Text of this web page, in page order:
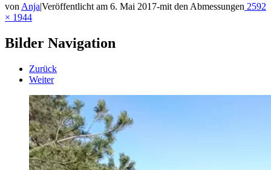
von Anja|Veröffentlicht am 6. Mai 2017-mit den Abmessungen 2592
× 1944
Bilder Navigation
Zurück
Weiter